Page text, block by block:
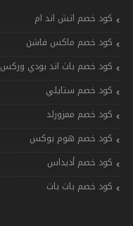
كود خصم اتش اند ام
كود خصم ماكس فاشن
كود خصم باث اند بودي وركس
كود خصم ستايلي
كود خصم ممزورلد
كود خصم هوم بوكس
كود خصم أديداس
كود خصم بات بات